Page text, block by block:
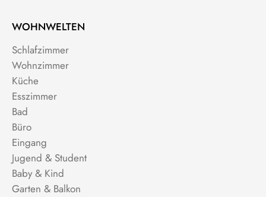
WOHNWELTEN
Schlafzimmer
Wohnzimmer
Küche
Esszimmer
Bad
Büro
Eingang
Jugend & Student
Baby & Kind
Garten & Balkon